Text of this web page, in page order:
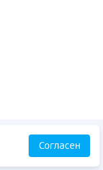
Согласен